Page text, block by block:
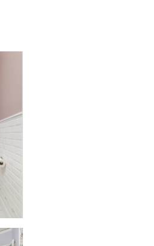
на Большой Филёвской
на Большой Филёвской